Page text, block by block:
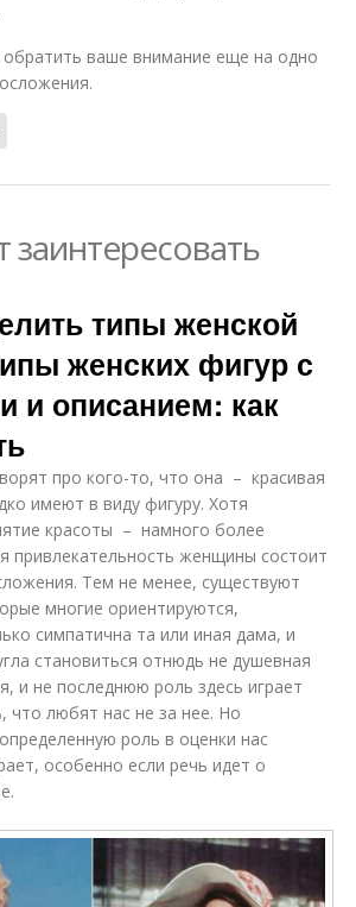
ваше внимание еще на одно
заинтересовать
типы женской
женских фигур с
и описанием: как
про кого-то, что она – красивая
имеют в виду фигуру. Хотя
красоты – намного более
привлекательность женщины состоит
Тем не менее, существуют
многие ориентируются,
симпатична та или иная дама, и
становиться отнюдь не душевная
и не последнюю роль здесь играет
что любят нас не за нее. Но
роль в оценки нас
особенно если речь идет о